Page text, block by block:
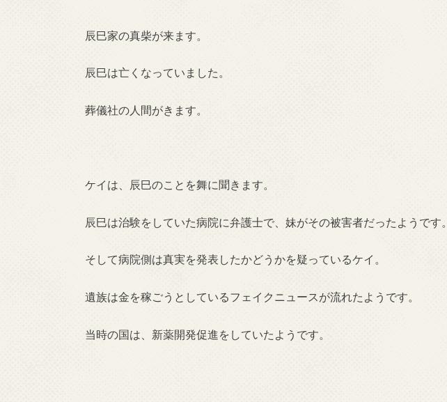
辰巳家の真柴が来ます。
辰巳は亡くなっていました。
葬儀社の人間がきます。
ケイは、辰巳のことを舞に聞きます。
辰巳は治験をしていた病院に弁護士で、妹がその被害者だったようです。
そして病院側は真実を発表したかどうかを疑っているケイ。
遺族は金を稼ごうとしているフェイクニュースが流れたようです。
当時の国は、新薬開発促進をしていたようです。